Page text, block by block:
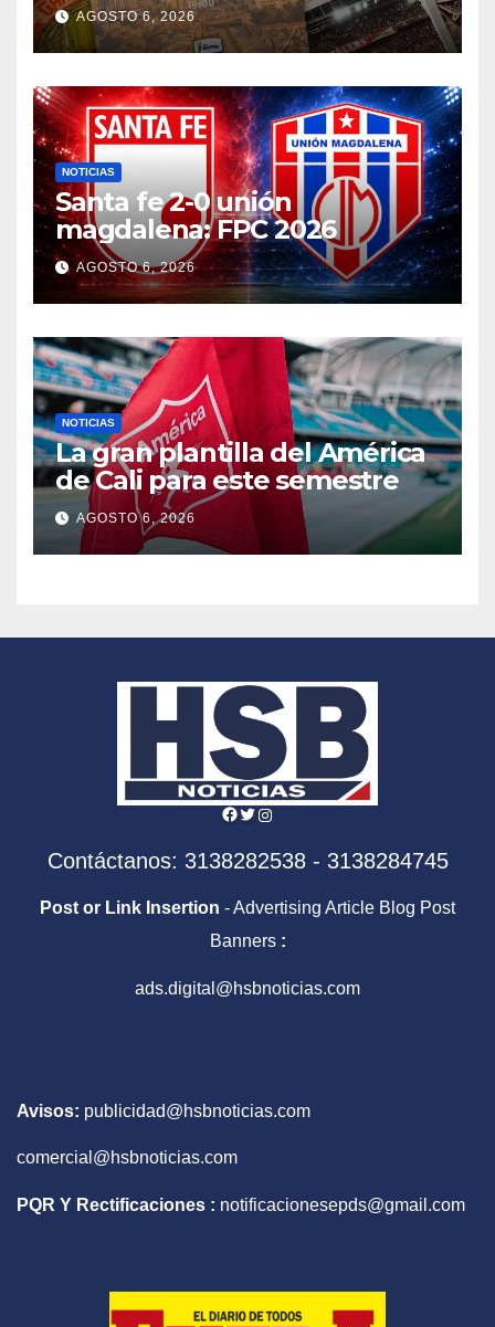
AGOSTO 6, 2026
NOTICIAS
Santa fe 2-0 unión
magdalena: FPC 2026
AGOSTO 6, 2026
NOTICIAS
La gran plantilla del América
de Cali para este semestre
AGOSTO 6, 2026
Facebook
Twitter
Instagram
Contáctanos: 3138282538 - 3138284745
Post or Link Insertion - Advertising Article Blog Post
Banners :
ads.digital@hsbnoticias.com
Avisos: publicidad@hsbnoticias.com
comercial@hsbnoticias.com
PQR Y Rectificaciones : notificacionesepds@gmail.com